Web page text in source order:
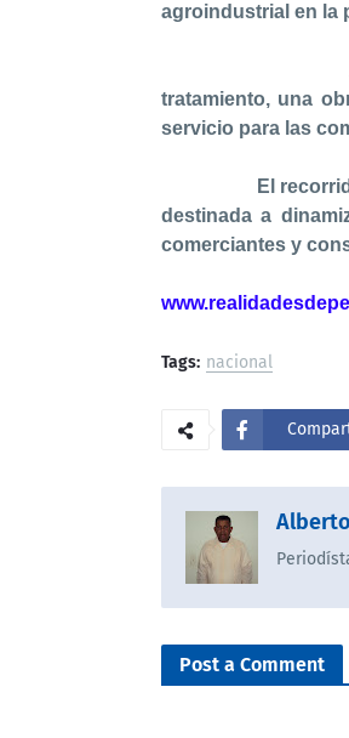
agroindustrial en la
Asimismo,
tratamiento, una
servicio para las
El recorrido
destinada a
comerciantes y
Tags: nacional
Post a Comment